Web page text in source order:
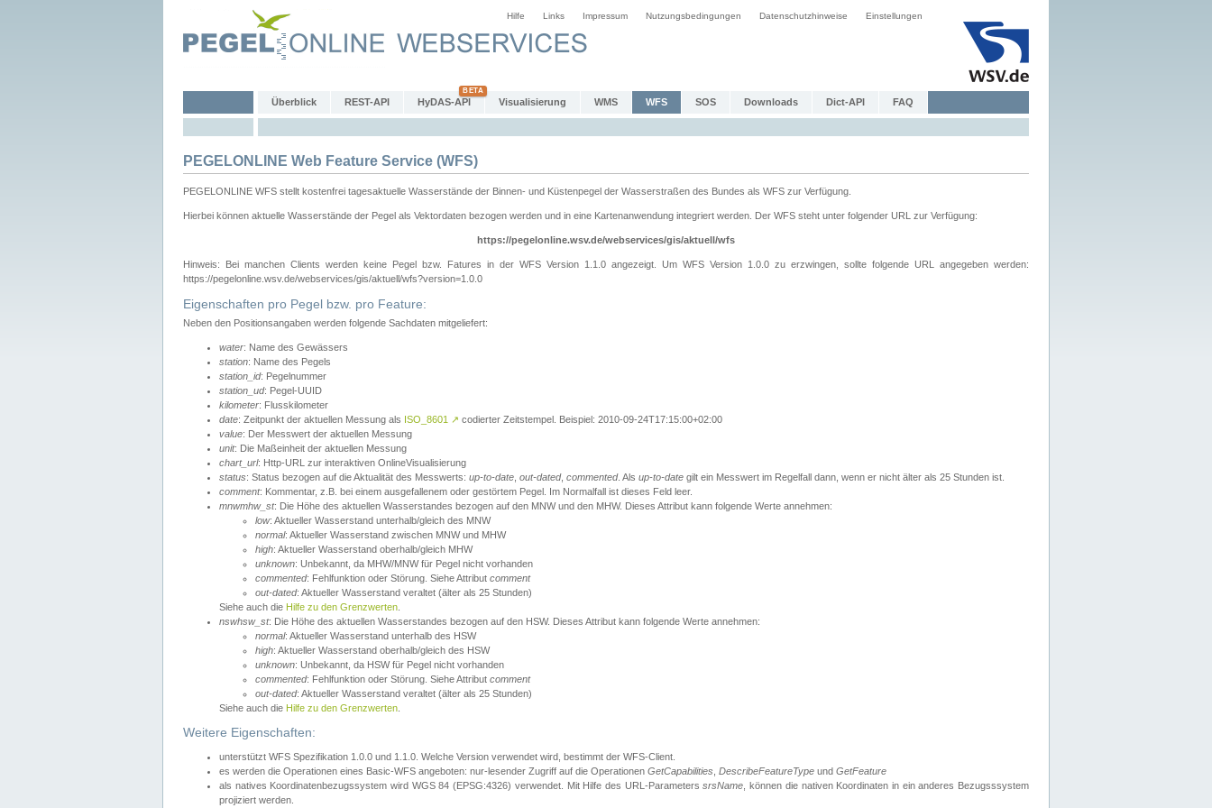
Hilfe Links Impressum Nutzungsbedingungen Datenschutzhinweise Einstellungen
Überblick REST-API HyDAS-API Visualisierung WMS WFS SOS Downloads Dict-API FAQ
PEGELONLINE Web Feature Service (WFS)
PEGELONLINE WFS stellt kostenfrei tagesaktuelle Wasserstände der Binnen- und Küstenpegel der Wasserstraßen des Bundes als WFS zur Verfügung.
Hierbei können aktuelle Wasserstände der Pegel als Vektordaten bezogen werden und in eine Kartenanwendung integriert werden. Der WFS steht unter folgender URL zur Verfügung:
https://pegelonline.wsv.de/webservices/gis/aktuell/wfs
Hinweis: Bei manchen Clients werden keine Pegel bzw. Fatures in der WFS Version 1.1.0 angezeigt. Um WFS Version 1.0.0 zu erzwingen, sollte folgende URL angegeben werden:
https://pegelonline.wsv.de/webservices/gis/aktuell/wfs?version=1.0.0
Eigenschaften pro Pegel bzw. pro Feature:
Neben den Positionsangaben werden folgende Sachdaten mitgeliefert:
water: Name des Gewässers
station: Name des Pegels
station_id: Pegelnummer
station_ud: Pegel-UUID
kilometer: Flusskilometer
date: Zeitpunkt der aktuellen Messung als ISO_8601 ↗ codierter Zeitstempel. Beispiel: 2010-09-24T17:15:00+02:00
value: Der Messwert der aktuellen Messung
unit: Die Maßeinheit der aktuellen Messung
chart_url: Http-URL zur interaktiven OnlineVisualisierung
status: Status bezogen auf die Aktualität des Messwerts: up-to-date out-dated, commented. Als up-to-date gilt ein Messwert im Regelfall dann, wenn er nicht älter als 25 Stunden ist.
comment: Kommentar, z.B. bei einem ausgefallenem oder gestörtem Pegel. Im Normalfall ist dieses Feld leer.
mnwmhw_st: Die Höhe des aktuellen Wasserstandes bezogen auf den MNW und den MHW. Dieses Attribut kann folgende Werte annehmen:
low: Aktueller Wasserstand unterhalb/gleich des MNW
normal: Aktueller Wasserstand zwischen MNW und MHW
high: Aktueller Wasserstand oberhalb/gleich MHW
unknown: Unbekannt, da MHW/MNW für Pegel nicht vorhanden
commented: Fehlfunktion oder Störung. Siehe Attribut comment
out-dated: Aktueller Wasserstand veraltet (älter als 25 Stunden)
Siehe auch die Hilfe zu den Grenzwerten
nswhsw_st: Die Höhe des aktuellen Wasserstandes bezogen auf den HSW. Dieses Attribut kann folgende Werte annehmen:
normal: Aktueller Wasserstand unterhalb des HSW
high: Aktueller Wasserstand oberhalb/gleich des HSW
unknown: Unbekannt, da HSW für Pegel nicht vorhanden
commented: Fehlfunktion oder Störung. Siehe Attribut comment
out-dated: Aktueller Wasserstand veraltet (älter als 25 Stunden)
Siehe auch die Hilfe zu den Grenzwerten
Weitere Eigenschaften:
unterstützt WFS Spezifikation 1.0.0 und 1.1.0. Welche Version verwendet wird, bestimmt der WFS-Client.
es werden die Operationen eines Basic-WFS angeboten: nur-lesender Zugriff auf die Operationen GetCapabilities DescribeFeatureType und GetFeature
als natives Koordinatenbezugssystem wird WGS 84 (EPSG:4326) verwendet. Mit Hilfe des URL-ParameterssrsName , können die nativen Koordinaten in ein anderes Bezugsssystem
projiziert werden.